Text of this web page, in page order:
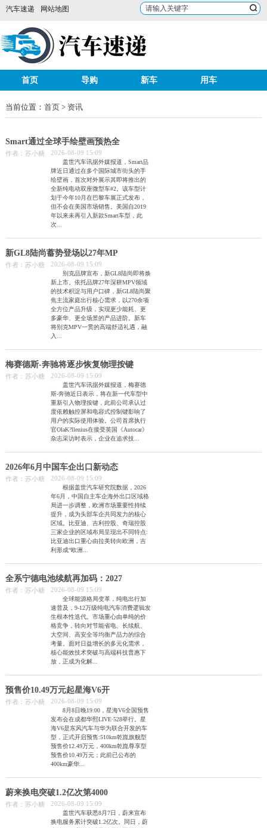
汽车速递 网站地图
首页 导购 新车 用车
资讯
当前位置： 首页> 资讯
Smart通过全球手绘壁画预热全
作者：苏小糖 2026-08-09 15:09
盖世汽车讯据外媒报道，Smart品
牌近日通过在多个国际城市街头的手
绘壁画，首次对外展示其即将推出的
全新纯电动双座微型车#2。该车型计
划于今年10月在巴黎车展正式发布，
但不会在美国市场销售。美国自2019
年以来未再引入新款Smart车型，此
次...
新GL8陆尚蓄势登场以27年MP
作者：苏小糖 2026-08-09 15:09
别克品牌宣布，新GL8陆尚即将焕
新上市。依托品牌27年深耕MPV领域
的技术积淀与用户口碑，新GL8陆尚聚
焦主流家庭出行核心需求，以270余项
全方位产品升级，实现更少能耗、更
多豪华、更全场景的产品进阶。新车
将别克MPV一贯的高端舒适礼遇，融
入...
梅赛德斯-奔驰将逐步恢复物理按键
作者：苏小糖 2026-08-09 15:09
盖世汽车讯据外媒报道，梅赛德
斯-奔驰近日表示，将在新一代车型中
重新引入物理按键，此前公司承认过
度依赖触控屏和电容式控制键影响了
用户的实际使用体验。公司首席执行
官OlaK?llenius在接受英国《Autocar》
杂志采访时表示，企业在追求技...
2026年6月中国车企出口新动态
作者：苏小糖 2026-08-09 15:09
根据盖世汽车研究院数据，2026
年6月，中国自主车企海外出口区域格
局进一步调整，欧洲市场重要性持续
提升，成为头部车企共同发力的核心
区域。比亚迪、吉利控股、奇瑞控股
三家企业的区域布局呈现出不同特点:
比亚迪出口重心由拉美转向欧洲，吉
利形成“欧洲...
全系宁德电池续航再加码：2027
作者：苏小糖 2026-08-09 15:09
全球能源格局变革，纯电出行加
速普及，9-12万级纯电汽车消费逻辑发
生根本性迭代。市场重心由单纯的价
格竞争，转向对节能省电、长续航、
大空间、高安全等均衡产品力的综合
考量。面对日益增长的多元化需求，
核心能效技术突破与高端科技普惠下
放，正成为化解...
预售价10.49万元起星海V6开
作者：苏小糖 2026-08-09 15:09
8月8日晚19:00，星海V6全国预售
发布会在成都华熙LIVE·528举行。星
海V6是东风汽车与华为联合开发的车
型，正式开启预售:510km乾崑旗舰型
预售价12.49万元，400km乾崑尊享型
预售价10.49万元；此前已公布的
400km豪华...
蔚来换电突破1.2亿次第4000
作者：苏小糖 2026-08-09 15:09
盖世汽车获悉8月7日，蔚来宣布
换电服务累计突破1.2亿次。同日，蔚